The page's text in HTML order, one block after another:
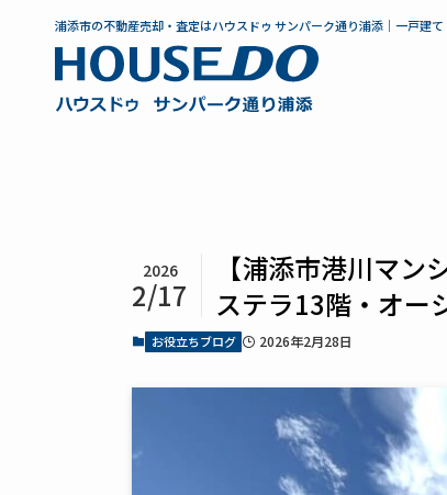
浦添市の不動産売却・査定はハウスドゥ サンパーク通り浦添｜一戸建
【浦添市港川マ
ステラ13階・オー
2026
2/17
お役立ちブログ 2026年2月28日